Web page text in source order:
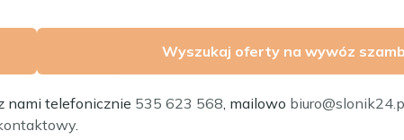
Wyszukaj oferty na wywóz
nami telefonicznie 535 623 568 , mailowo